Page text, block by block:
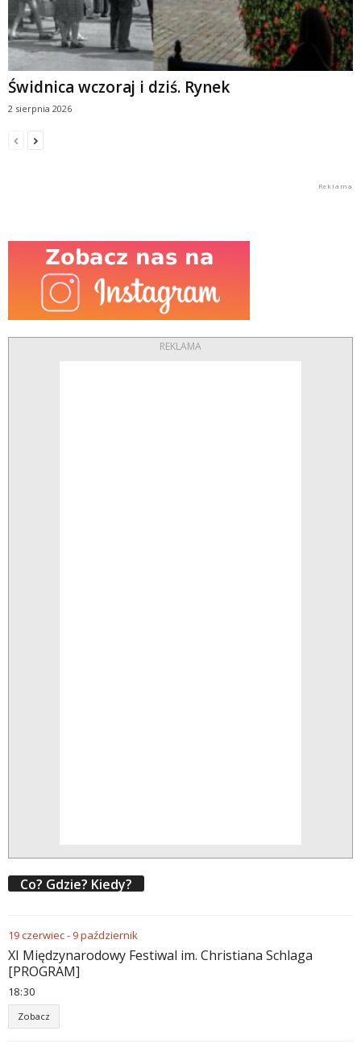
Świdnica wczoraj i dziś. Rynek
2 sierpnia 2026
REKLAMA
Co? Gdzie? Kiedy?
19czerwiec- 9październik
XI Międzynarodowy Festiwal im. Christiana Schlaga
[PROGRAM]
18:30
Zobacz